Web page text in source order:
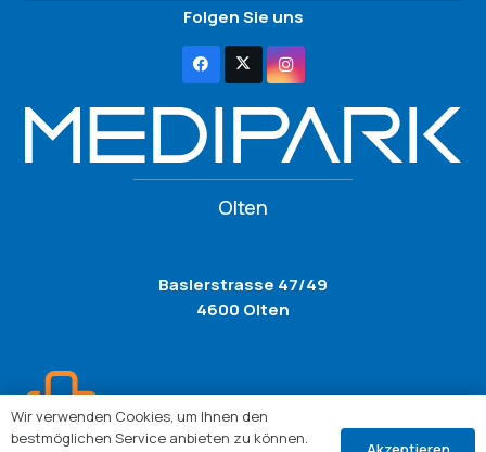
Folgen Sie uns
Olten
Baslerstrasse 47/49
4600 Olten
Wir verwenden Cookies, um Ihnen den
bestmöglichen Service anbieten zu können.